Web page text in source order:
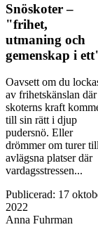
Snöskoter –
"frihet,
utmaning och
gemenskap i
Oavsett om du
av frihetskänslan där
skoterns kraft
till sin rätt i djup
pudersnö. Eller
drömmer om turer till
avlägsna platser där
vardagsstressen...
Publicerad: 17
2022
Anna Fuhrman